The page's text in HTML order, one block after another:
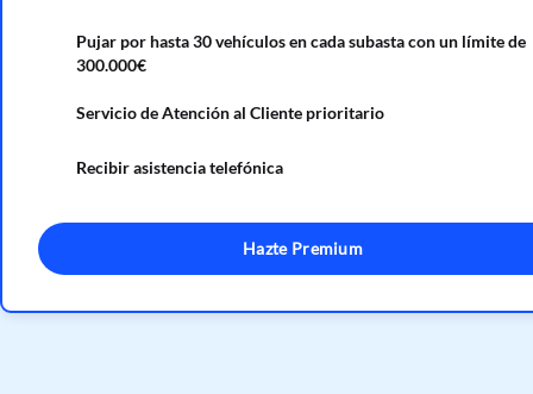
Pujar por hasta 30 vehículos en cada subasta con un límite de
300.000€
Servicio de Atención al Cliente prioritario
Recibir asistencia telefónica
Hazte Premium